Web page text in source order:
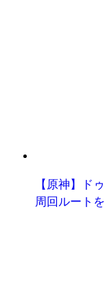
【原神】ド
周回ルート